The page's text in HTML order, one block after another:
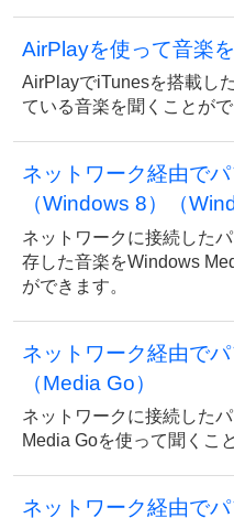
AirPlayを使って音楽
AirPlayでiTunesを搭載し
ている音楽を聞くことがで
ネットワーク経由で
（Windows 8）（
ネットワークに接続した
存した音楽をWindows
ができます。
ネットワーク経由で
（Media Go）
ネットワークに接続した
Media Goを使って聞くこ
ネットワーク経由で